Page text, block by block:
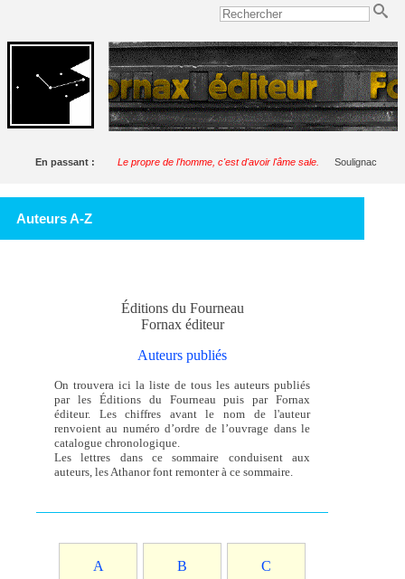
En passant : Le propre de l'homme, c'est d'avoir l'âme sale. Soulignac
Auteurs A-Z
Éditions du Fourneau
Fornax éditeur
Auteurs publiés
On trouvera ici la liste de tous les auteurs publiés
par les Éditions du Fourneau puis par Fornax
éditeur. Les chiffres avant le nom de l'auteur
renvoient au numéro d’ordre de l’ouvrage dans le
catalogue chronologique.
Les lettres dans ce sommaire conduisent aux
auteurs, les Athanor font remonter à ce sommaire.
A B C